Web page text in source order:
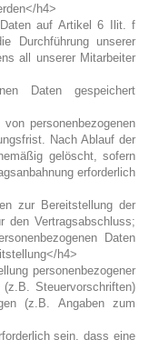
h4>
Daten auf Artikel 6 Ilit. f
Durchführung unserer
all unserer Mitarbeiter
Daten gespeichert
personenbezogenen
Nach Ablauf der
gelöscht, sofern
erforderlich
zur Bereitstellung der
den Vertragsabschluss;
Daten
h4>
personenbezogener
Steuervorschriften)
(z.B. Angaben zum
sein, dass eine